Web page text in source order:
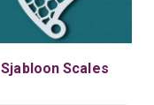
Sjabloon Scales